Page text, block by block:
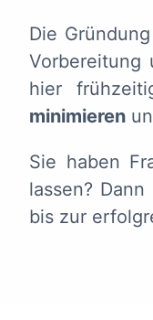
Die
Vorbereitung
hier
minimieren
Sie haben
lassen?
bis zur